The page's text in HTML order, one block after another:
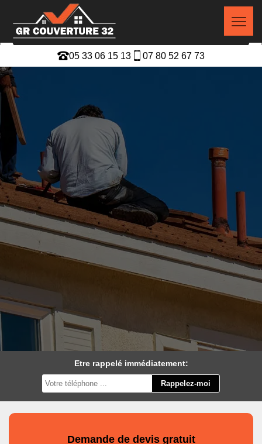
05 33 06 15 13 07 80 52 67 73
Etre rappelé immédiatement:
Demande de devis gratuit